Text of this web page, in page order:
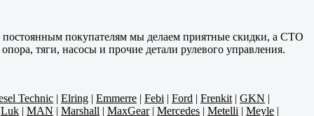
постоянным покупателям мы делаем приятные скидки, а СТО
тяги, насосы и прочие детали рулевого управления.
Technic | Elring | Emmerre | Febi | Ford | Frenkit | GKN |
Luk | MAN | Marshall | MaxGear| Mercedes | Metelli | Meyle |